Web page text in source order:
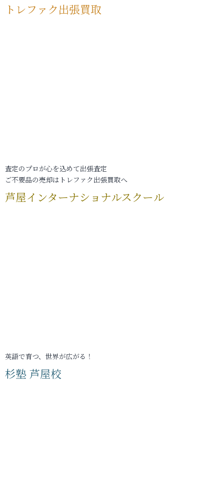
トレファク出張買取
査定のプロが心を込めて出張査定
ご不要品の売却はトレファク出張買取へ
芦屋インターナショナルスクール
英語で育つ、世界が広がる！
杉塾 芦屋校